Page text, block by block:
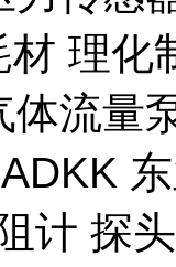
理化
流量
计 探